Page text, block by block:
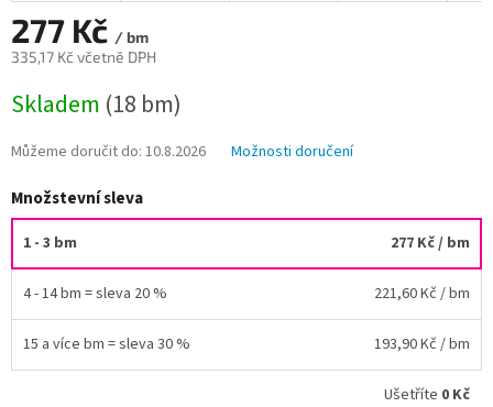
277 Kč / bm
335,17 Kč včetně DPH
cena:
Skladem (18 bm)
Můžeme doručit do: 10.8.2026 Možnosti doručení
Množstevní sleva
1 - 3 bm 277 Kč/ bm
4 - 14 bm = sleva 20 % 221,60 Kč / bm
15 a více bm = sleva 30 % 193,90 Kč / bm
Ušetříte 0 Kč